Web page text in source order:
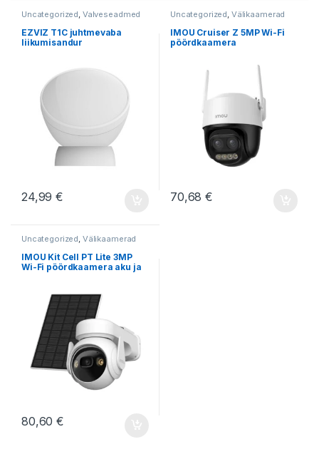
Uncategorized, Valveseadmed
EZVIZ T1C juhtmevaba
liikumisandur
24,99€
Uncategorized, Välikaamerad
IMOU Cruiser Z 5MP Wi-Fi
pöördkaamera
70,68€
Uncategorized, Välikaamerad
IMOU Kit Cell PT Lite 3MP
Wi-Fi pöördkaamera aku ja
80,60€